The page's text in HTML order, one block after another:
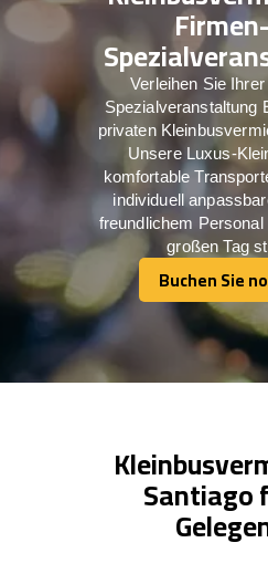
Verleihen Sie
Spezialveranstaltung
privaten
Unsere Luxus-
komfortable
individuell
freundlichem
großen Tag
Buchen Sie
Buchen Sie
Santiago